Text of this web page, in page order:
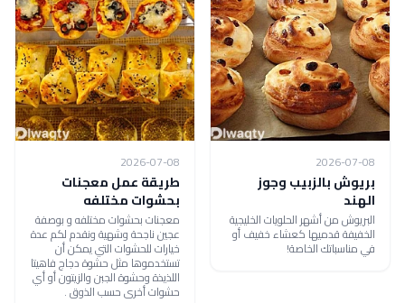
2026-07-08
بريوش بالزبيب وجوز
الهند
البريوش من أشهر الحلويات الخليجية
الخفيفة قدميها كعشاء خفيف أو
في مناسباتك الخاصة!
2026-07-08
طريقة عمل معجنات
بحشوات مختلفه
معجنات بحشوات مختلفه و بوصفة
عجين ناجحة وشهية ونقدم لكم عدة
خيارات للحشوات التي يمكن أن
تستخدموها مثل حشوة دجاج فاهيتا
اللذيذة وحشوة الجبن والزيتون أو أي
حشوات أخرى حسب الذوق .